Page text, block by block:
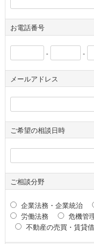
お電話番号
- -
メールアドレス
ご希望の相談日時
ご相談分野
企業法務・企業統治
労働法務
危機管
不動産の売買・賃貸借